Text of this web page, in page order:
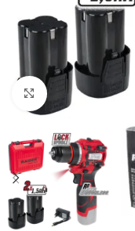
Click to enlarge